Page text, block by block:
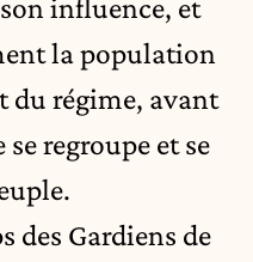
influence, et
la population
du régime, avant
regroupe et se
des Gardiens de